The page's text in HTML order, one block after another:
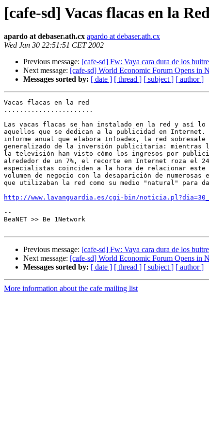
[cafe-sd] Vacas flacas en la Red
apardo at debaser.ath.cx apardo at debaser.ath.cx
Wed Jan 30 22:51:51 CET 2002
Previous message: [cafe-sd] Fw: Vaya cara dura de los
Next message: [cafe-sd] World Economic Forum Opens in
Messages sorted by: [ date ] [ thread ] [ subject ] [ author ]
Vacas flacas en la red
.......................
Las vacas flacas se han instalado en la red y así lo
aquellos que se dedican a la publicidad en Internet.
informe anual que elabora Infoadex, la red sobresale
generalizado de la inversión publicitaria: mientras
la televisión han visto cómo los ingresos por
alrededor de un 7%, el recorte en Internet roza el
especialistas coinciden a la hora de relacionar este
volumen de negocio con la desaparición de numerosas
que utilizaban la red como su medio "natural" para
http://www.lavanguardia.es/cgi-bin/
--
BeaNET >> Be 1Network
Previous message: [cafe-sd] Fw: Vaya cara dura de los
Next message: [cafe-sd] World Economic Forum Opens in
Messages sorted by: [ date ] [ thread ] [ subject ] [ author ]
More information about the cafe mailing list